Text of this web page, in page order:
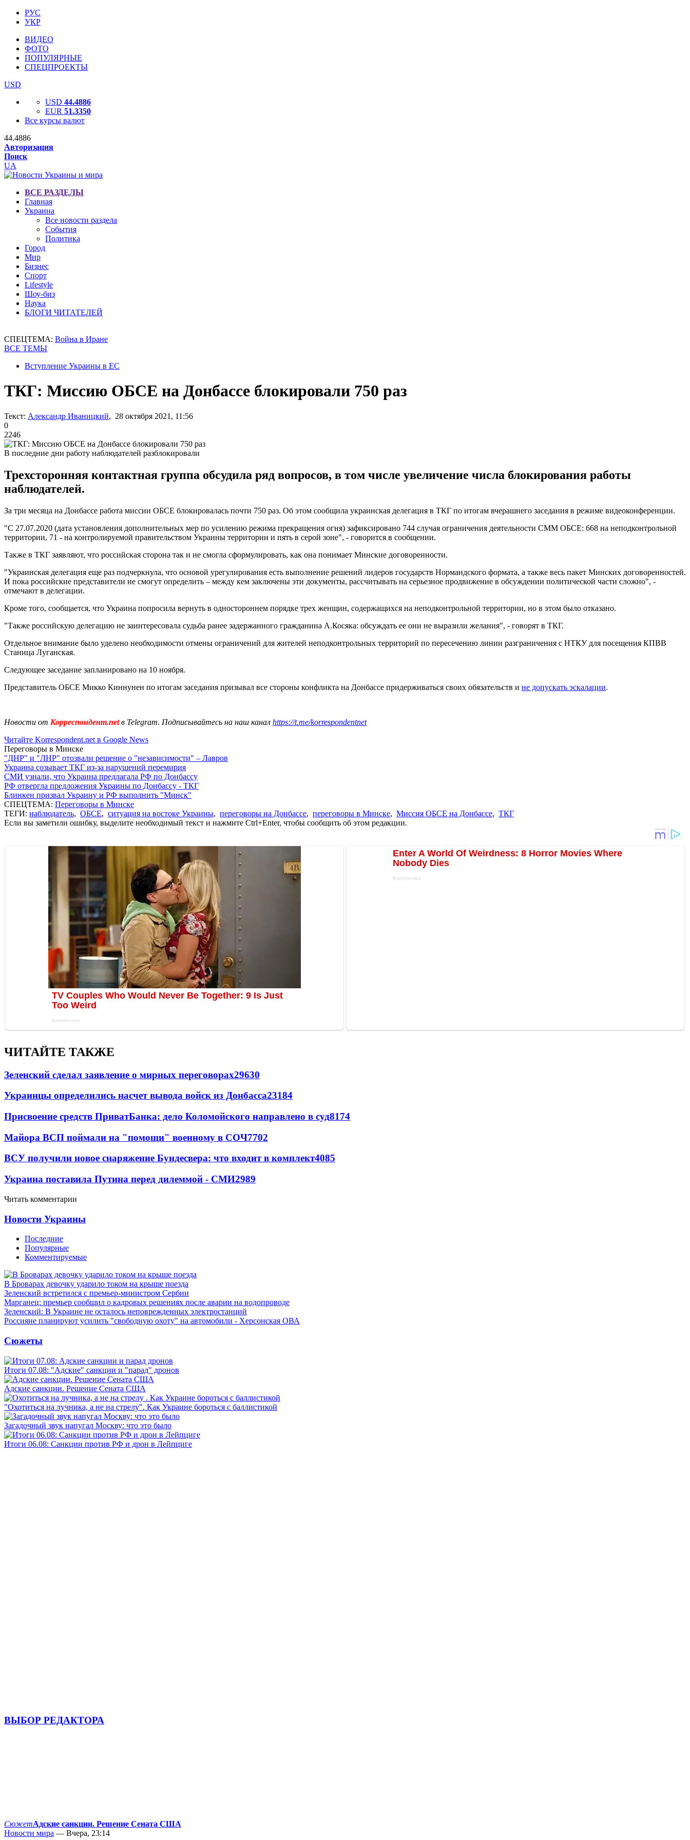
РУС
УКР
ВИДЕО
ФОТО
ПОПУЛЯРНЫЕ
СПЕЦПРОЕКТЫ
USD
USD 44.4886
EUR 51.3350
Все курсы валют
44.4886
Авторизация
Поиск
UA
ВСЕ РАЗДЕЛЫ
Главная
Украина
Все новости раздела
События
Политика
Город
Мир
Бизнес
Спорт
Lifestyle
Шоу-биз
Наука
БЛОГИ ЧИТАТЕЛЕЙ
СПЕЦТЕМА: Война в Иране
ВСЕ ТЕМЫ
Вступление Украины в ЕС
ТКГ: Миссию ОБСЕ на Донбассе блокировали 750 раз
Текст: Александр Иваницкий, 28 октября 2021, 11:56
0
2246
В последние дни работу наблюдателей разблокировали
Трехсторонняя контактная группа обсудила ряд вопросов, в том числе увеличение числа блокирования работы
наблюдателей.
За три месяца на Донбассе работа миссии ОБСЕ блокировалась почти 750 раз. Об этом сообщила украинская делегация в ТКГ по итогам вчерашнего заседания в режиме видеоконференции.
"С 27.07.2020 (дата установления дополнительных мер по усилению режима прекращения огня) зафиксировано 744 случая ограничения деятельности СММ ОБСЕ: 668 на неподконтрольной
территории, 71 - на контролируемой правительством Украины территории и пять в серой зоне", - говорится в сообщении.
Также в ТКГ заявляют, что российская сторона так и не смогла сформулировать, как она понимает Минские договоренности.
"Украинская делегация еще раз подчеркнула, что основой урегулирования есть выполнение решений лидеров государств Нормандского формата, а также весь пакет Минских договоренностей.
И пока российские представители не смогут определить – между кем заключены эти документы, рассчитывать на серьезное продвижение в обсуждении политической части сложно", -
отмечают в делегации.
Кроме того, сообщается, что Украина попросила вернуть в одностороннем порядке трех женщин, содержащихся на неподконтрольной территории, но в этом было отказано.
"Также российскую делегацию не заинтересовала судьба ранее задержанного гражданина А.Косяка: обсуждать ее они не выразили желания", - говорят в ТКГ.
Отдельное внимание было уделено необходимости отмены ограничений для жителей неподконтрольных территорий по пересечению линии разграничения с НТКУ для посещения КПВВ
Станица Луганская.
Следующее заседание запланировано на 10 ноября.
Представитель ОБСЕ Микко Киннунен по итогам заседания призывал все стороны конфликта на Донбассе придерживаться своих обязательств и не допускать эскалации.
Новости от Корреспондент.netв Telegram. Подписывайтесь на наш канал https://t.me/korrespondentnet
Читайте Korrespondent.net в Google News
Переговоры в Минске
"ДНР" и "ЛНР" отозвали решение о "независимости" – Лавров
Украина созывает ТКГ из-за нарушений перемирия
СМИ узнали, что Украина предлагала РФ по Донбассу
РФ отвергла предложения Украины по Донбассу - ТКГ
Блинкен призвал Украину и РФ выполнить "Минск"
СПЕЦТЕМА: Переговоры в Минске
ТЕГИ: наблюдатель, ОБСЕ, ситуация на востоке Украины, переговоры на Донбассе, переговоры в Минске, Миссия ОБСЕ на Донбассе, ТКГ
Если вы заметили ошибку, выделите необходимый текст и нажмите Ctrl+Enter, чтобы сообщить об этом редакции.
ЧИТАЙТЕ ТАКЖЕ
Зеленский сделал заявление о мирных переговорах29630
Украинцы определились насчет вывода войск из Донбасса23184
Присвоение средств ПриватБанка: дело Коломойского направлено в суд8174
Майора ВСП поймали на "помощи" военному в СОЧ7702
ВСУ получили новое снаряжение Бундесвера: что входит в комплект4085
Украина поставила Путина перед дилеммой - СМИ2989
Читать комментарии
Новости Украины
Последние
Популярные
Комментируемые
В Броварах девочку ударило током на крыше поезда
Зеленский встретился с премьер-министром Сербии
Марганец: премьер сообщил о кадровых решениях после аварии на водопроводе
Зеленский: В Украине не осталось неповрежденных электростанций
Россияне планируют усилить "свободную охоту" на автомобили - Херсонская ОВА
Сюжеты
Итоги 07.08: "Адские" санкции и "парад" дронов
Адские санкции. Решение Сената США
"Охотиться на лучника, а не на стрелу". Как Украине бороться с баллистикой
Загадочный звук напугал Москву: что это было
Итоги 06.08: Санкции против РФ и дрон в Лейпциге
ВЫБОР РЕДАКТОРА
СюжетАдские санкции. Решение Сената США
Новости мира — Вчера, 23:14